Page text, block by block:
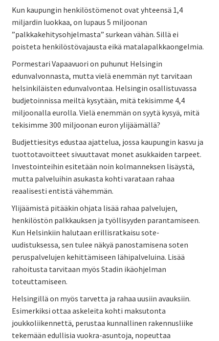
Kun kaupungin henkilöstömenot ovat yhteensä 1,4
miljardin luokkaa, on lupaus 5 miljoonan
”palkkakehitysohjelmasta” surkean vähän. Sillä ei
poisteta henkilöstövajausta eikä matalapalkkaongelmia.
Pormestari Vapaavuori on puhunut Helsingin
edunvalvonnasta, mutta vielä enemmän nyt tarvitaan
helsinkiläisten edunvalvontaa. Helsingin osallistuvassa
budjetoinnissa meiltä kysytään, mitä tekisimme 4,4
miljoonalla eurolla. Vielä enemmän on syytä kysyä, mitä
tekisimme 300 miljoonan euron ylijäämällä?
Budjettiesitys edustaa ajattelua, jossa kaupungin kasvu ja
tuottotavoitteet sivuuttavat monet asukkaiden tarpeet.
Investointeihin esitetään noin kolmanneksen lisäystä,
mutta palveluihin asukasta kohti varataan rahaa
reaalisesti entistä vähemmän.
Ylijäämistä pitääkin ohjata lisää rahaa palvelujen,
henkilöstön palkkauksen ja työllisyyden parantamiseen.
Kun Helsinkiin halutaan erillisratkaisu sote-
uudistuksessa, sen tulee näkyä panostamisena soten
peruspalvelujen kehittämiseen lähipalveluina. Lisää
rahoitusta tarvitaan myös Stadin ikäohjelman
toteuttamiseen.
Helsingillä on myös tarvetta ja rahaa uusiin avauksiin.
Esimerkiksi ottaa askeleita kohti maksutonta
joukkoliikennettä, perustaa kunnallinen rakennusliike
tekemään edullisia vuokra-asuntoja, nopeuttaa